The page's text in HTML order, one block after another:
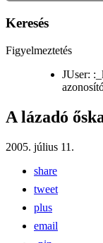
Keresés
Figyelmeztetés
JUser:
A lázadó
2005. július 11.
share
tweet
plus
email